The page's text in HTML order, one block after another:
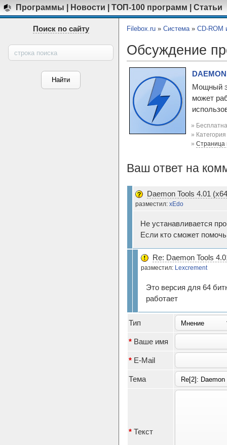
Программы Новости ТОП-100 программ Статьи
Поиск по сайту Filebox.ru » Система» CD-ROM
Обсуждение
Мощный
может
»
» Категория
» Страница
Ваш ответ на
Daemon Tools 4.01
разместил: xEdo
Не устанавливается
Если кто сможет
Re: Daemon Tools
разместил: Lexcrement
Это версия для 64
работает
Тип
* Ваше имя
* E-Mail
Тема
* Текст